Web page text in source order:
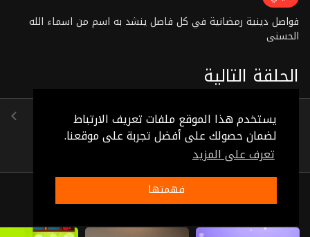
يستخدم هذا الموقع ملفات تعريف الارتباط
لضمان حصولك على أفضل تجربة على موقعنا.
تعرف على المزيد
فهمتها
فواصل دينية رمضانية في كل فاصل ينشد به اسم من اسماء الله
الحسنى
الحلقة التالية
الحلقة 7
(0:03:14)
ذات صلة